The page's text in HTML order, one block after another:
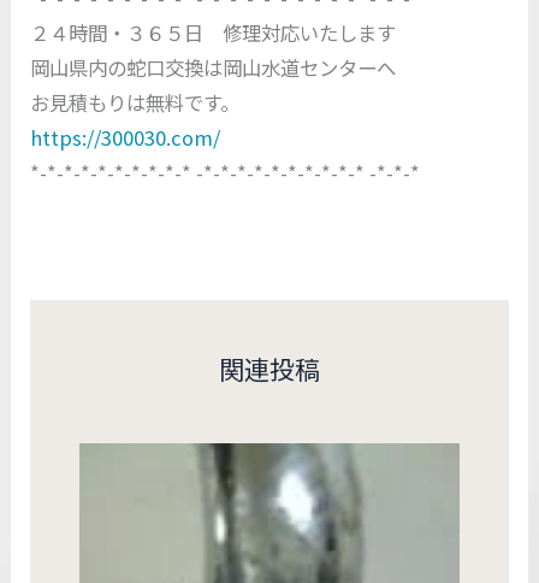
２４時間・３６５日 修理対応いたします
岡山県内の蛇口交換は岡山水道センターへ
お見積もりは無料です。
https://300030.com/
*-*-*-*-*-*-*-*-*-* -*-*-*-*-*-*-*-*-*-* -*-*-*
関連投稿